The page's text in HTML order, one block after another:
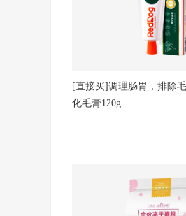
[直接买]调理肠胃，排除
化毛膏120g